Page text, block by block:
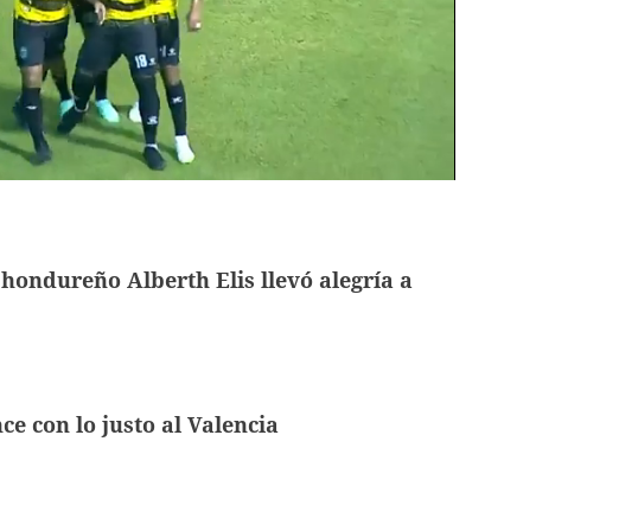
Alberth Elis llevó alegría a
con lo justo al Valencia